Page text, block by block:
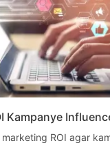
Kampanye
marketing ROI agar